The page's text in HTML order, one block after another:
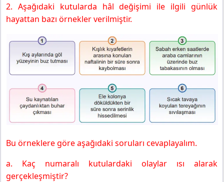
2. Aşağıdaki kutularda hâl değişimi ile ilgili günlük
hayattan bazı örnekler verilmiştir.
Bu örneklere göre aşağıdaki soruları cevaplayalım.
a. Kaç numaralı kutulardaki olaylar ısı alarak
gerçekleşmiştir?